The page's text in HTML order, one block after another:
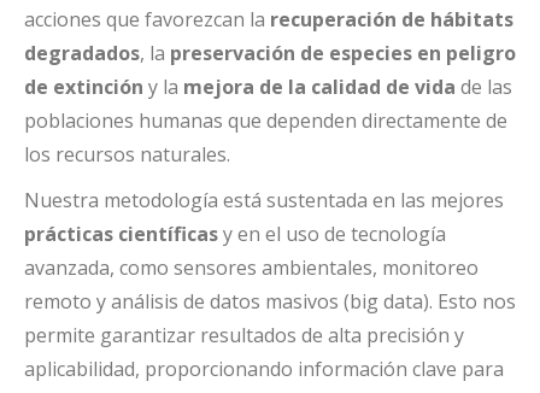
acciones que favorezcan la recuperación de hábitats
degradados, la preservación de especies en peligro
de extinción y la mejora de la calidad de vida de las
poblaciones humanas que dependen directamente de
los recursos naturales.
Nuestra metodología está sustentada en las mejores
prácticas científicasy en el uso de tecnología
avanzada, como sensores ambientales, monitoreo
remoto y análisis de datos masivos (big data). Esto nos
permite garantizar resultados de alta precisión y
aplicabilidad, proporcionando información clave para